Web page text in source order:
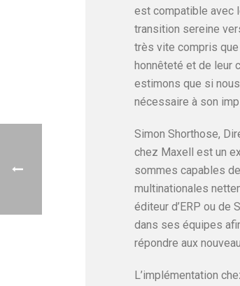
est compatible avec
transition sereine
très vite compris
honnêteté et de leur
estimons que si
nécessaire à son
Simon Shorthose,
chez Maxell est un
sommes capables
multinationales
éditeur d’ERP ou de
dans ses équipes
répondre aux
L’implémentation